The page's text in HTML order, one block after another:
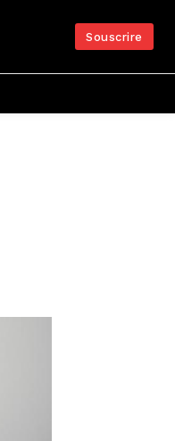
Souscrire